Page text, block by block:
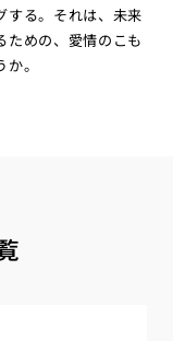
する。それは、未来
ための、愛情のこも
。